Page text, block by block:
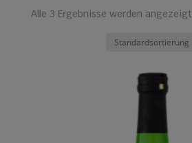
Alle 3 Ergebnisse werden angezeigt